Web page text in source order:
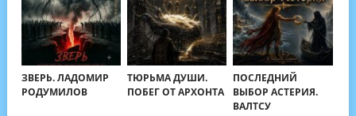
ЗВЕРЬ. ЛАДОМИР
РОДУМИЛОВ
ТЮРЬМА ДУШИ.
ПОБЕГ ОТ АРХОНТА
ПОСЛЕДНИЙ
ВЫБОР АСТЕРИЯ.
ВАЛТСУ